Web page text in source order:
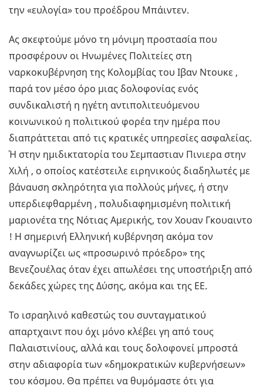
την «ευλογία» του προέδρου Μπάιντεν.
Ας σκεφτούμε μόνο τη μόνιμη προστασία που
προσφέρουν οι Ηνωμένες Πολιτείες στη
ναρκοκυβέρνηση της Κολομβίας του Ιβαν Ντουκε ,
παρά τον μέσο όρο μιας δολοφονίας ενός
συνδικαλιστή η ηγέτη αντιπολιτευόμενου
κοινωνικού η πολιτικού φορέα την ημέρα που
διαπράττεται από τις κρατικές υπηρεσίες ασφαλείας.
Ή στην ημιδικτατορία του Σεμπαστιαν Πινιερα στην
Χιλή , ο οποίος κατέστειλε ειρηνικούς διαδηλωτές με
βάναυση σκληρότητα για πολλούς μήνες, ή στην
υπερδιεφθαρμένη , πολυδιαφημισμένη πολιτική
μαριονέτα της Νότιας Αμερικής, τον Χουαν Γκουαιντο
! Η σημερινή Ελληνική κυβέρνηση ακόμα τον
αναγνωρίζει ως «προσωρινό πρόεδρο» της
Βενεζουέλας όταν έχει απωλέσει της υποστήριξη από
δεκάδες χώρες της Δύσης, ακόμα και της ΕΕ.
Το ισραηλινό καθεστώς του συνταγματικού
απαρτχαιντ που όχι μόνο κλέβει γη από τους
Παλαιστινίους, αλλά και τους δολοφονεί μπροστά
στην αδιαφορία των «δημοκρατικών κυβερνήσεων»
του κόσμου. Θα πρέπει να θυμόμαστε ότι για